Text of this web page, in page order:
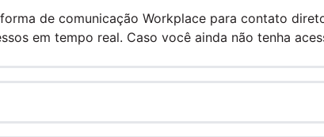
de comunicação Workplace para contato
em tempo real. Caso você ainda não tenha